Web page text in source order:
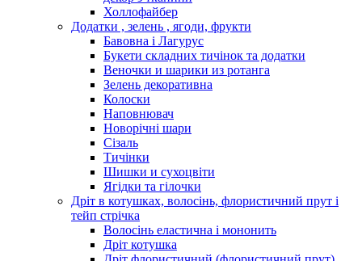
Холлофайбер
Додатки , зелень , ягоди, фрукти
Бавовна і Лагурус
Букети складних тичінок та додатки
Веночки и шарики из ротанга
Зелень декоративна
Колоски
Наповнювач
Новорічні шари
Сізаль
Тичінки
Шишки и сухоцвіти
Ягідки та гілочки
Дріт в котушках, волосінь, флористичний прут і
тейп стрічка
Волосінь еластична і мононить
Дріт котушка